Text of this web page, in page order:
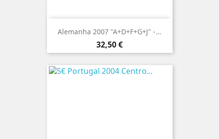
Alemanha 2007 "A+D+F+G+J" -...
Preço
32,50 €